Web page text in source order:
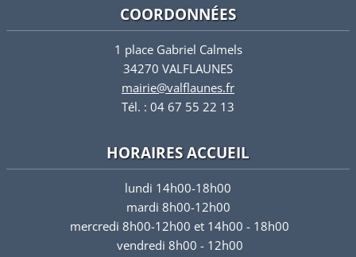
COORDONNÉES
1 place Gabriel Calmels
34270 VALFLAUNES
mairie@valflaunes.fr
Tél. : 04 67 55 22 13
HORAIRES ACCUEIL
lundi 14h00-18h00
mardi 8h00-12h00
mercredi 8h00-12h00 et 14h00 - 18h00
vendredi 8h00 - 12h00